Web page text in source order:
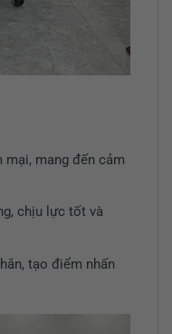
mại, mang đến cảm
chịu lực tốt và
tạo điểm nhấn